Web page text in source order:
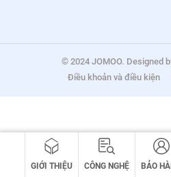
GIỚI THIỆU CÔNG NGHỆ BẢO
© 2024 JOMOO. Designed
Điều khoản và điều kiện